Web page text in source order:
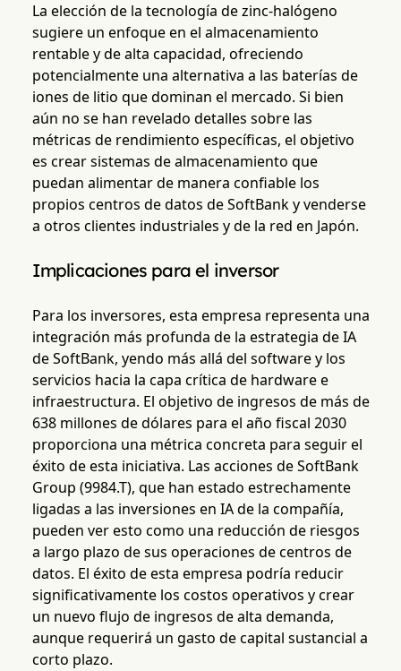
La elección de la tecnología de zinc-halógeno
sugiere un enfoque en el almacenamiento
rentable y de alta capacidad, ofreciendo
potencialmente una alternativa a las baterías de
iones de litio que dominan el mercado. Si bien
aún no se han revelado detalles sobre las
métricas de rendimiento específicas, el objetivo
es crear sistemas de almacenamiento que
puedan alimentar de manera confiable los
propios centros de datos de SoftBank y venderse
a otros clientes industriales y de la red en Japón.
Implicaciones para el inversor
Para los inversores, esta empresa representa una
integración más profunda de la estrategia de IA
de SoftBank, yendo más allá del software y los
servicios hacia la capa crítica de hardware e
infraestructura. El objetivo de ingresos de más de
638 millones de dólares para el año fiscal 2030
proporciona una métrica concreta para seguir el
éxito de esta iniciativa. Las acciones de SoftBank
Group (9984.T), que han estado estrechamente
ligadas a las inversiones en IA de la compañía,
pueden ver esto como una reducción de riesgos
a largo plazo de sus operaciones de centros de
datos. El éxito de esta empresa podría reducir
significativamente los costos operativos y crear
un nuevo flujo de ingresos de alta demanda,
aunque requerirá un gasto de capital sustancial a
corto plazo.